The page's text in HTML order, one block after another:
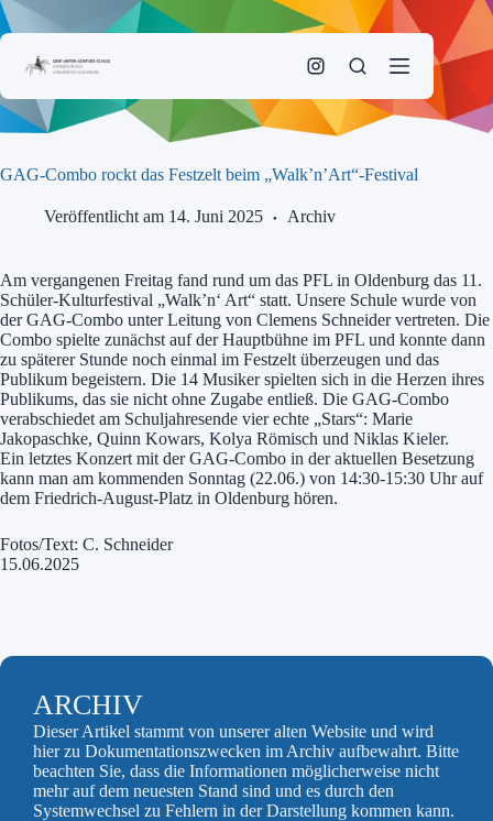
Zum
Inhalt
GAG-Combo rockt das Festzelt beim „Walk’n’Art“-Festival
Veröffentlicht am 14. Juni 2025 Archiv
Am vergangenen Freitag fand rund um das PFL in Oldenburg das 11.
Schüler-Kulturfestival „Walk’n‘ Art“ statt. Unsere Schule wurde von
der GAG-Combo unter Leitung von Clemens Schneider vertreten. Die
Combo spielte zunächst auf der Hauptbühne im PFL und konnte dann
zu späterer Stunde noch einmal im Festzelt überzeugen und das
Publikum begeistern. Die 14 Musiker spielten sich in die Herzen ihres
Publikums, das sie nicht ohne Zugabe entließ. Die GAG-Combo
verabschiedet am Schuljahresende vier echte „Stars“: Marie
Jakopaschke, Quinn Kowars, Kolya Römisch und Niklas Kieler.
Ein letztes Konzert mit der GAG-Combo in der aktuellen Besetzung
kann man am kommenden Sonntag (22.06.) von 14:30-15:30 Uhr auf
dem Friedrich-August-Platz in Oldenburg hören.
Fotos/Text: C. Schneider
15.06.2025
ARCHIV
Dieser Artikel stammt von unserer alten Website und wird
hier zu Dokumentationszwecken im Archiv aufbewahrt. Bitte
beachten Sie, dass die Informationen möglicherweise nicht
mehr auf dem neuesten Stand sind und es durch den
Systemwechsel zu Fehlern in der Darstellung kommen kann.